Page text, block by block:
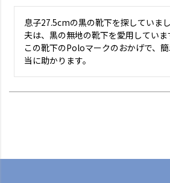
息子27.5cmの黒の靴下を探していまし
夫は、黒の無地の靴下を愛用していま
この靴下のPoloマークのおかげで、
当に助かります。